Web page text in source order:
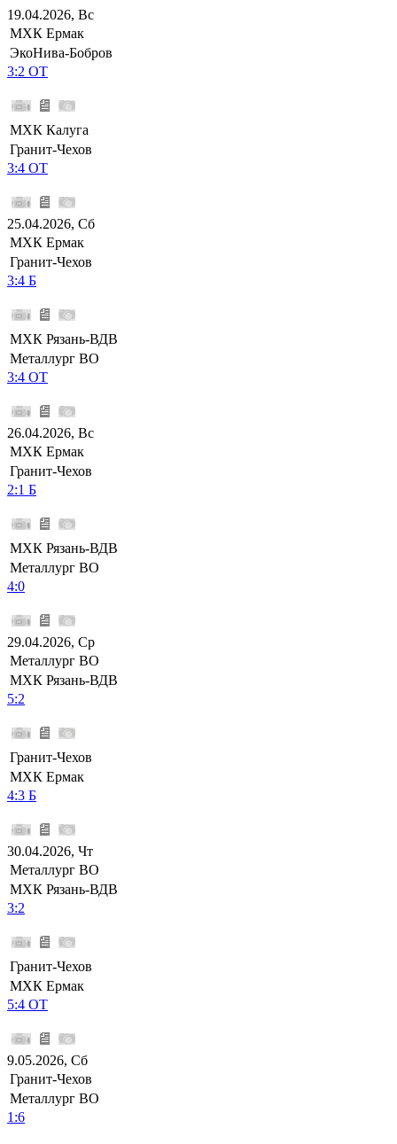
19.04.2026, Вс
МХК Ермак
ЭкоНива-Бобров
3:2 ОТ
МХК Калуга
Гранит-Чехов
3:4 ОТ
25.04.2026, Сб
МХК Ермак
Гранит-Чехов
3:4 Б
МХК Рязань-ВДВ
Металлург ВО
3:4 ОТ
26.04.2026, Вс
МХК Ермак
Гранит-Чехов
2:1 Б
МХК Рязань-ВДВ
Металлург ВО
4:0
29.04.2026, Ср
Металлург ВО
МХК Рязань-ВДВ
5:2
Гранит-Чехов
МХК Ермак
4:3 Б
30.04.2026, Чт
Металлург ВО
МХК Рязань-ВДВ
3:2
Гранит-Чехов
МХК Ермак
5:4 ОТ
9.05.2026, Сб
Гранит-Чехов
Металлург ВО
1:6